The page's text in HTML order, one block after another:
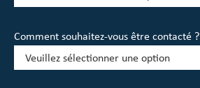
Comment souhaitez-vous être contacté ?